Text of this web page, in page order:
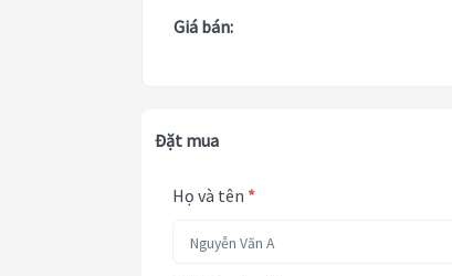
Giá bán:
Đặt mua
Họ và tên *